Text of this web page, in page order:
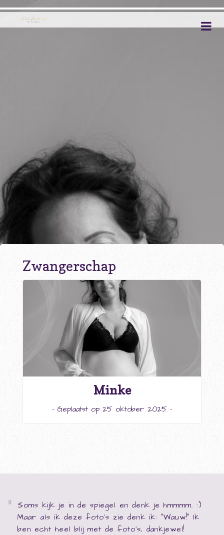
Zwangerschap
Minke
- Geplaatst op 25 oktober 2025 -
Soms kijk je in de spiegel en denk je hmmmm. :)
Maar als ik deze foto's zie denk ik: "Wauw!" Ik
ben echt heel blij met de foto's, dankjewel!